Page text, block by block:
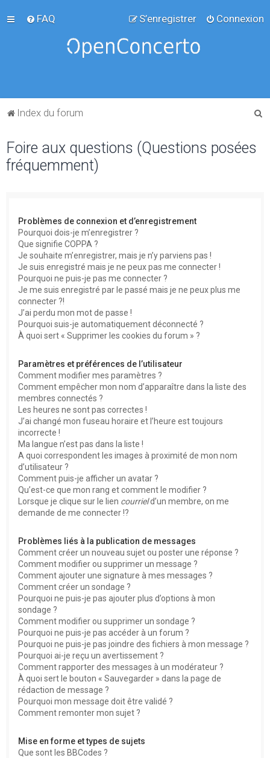
FAQ Connexion
S’enregistrer
Index du forum
Foire aux questions (Questions posées
fréquemment)
Problèmes de connexion et d’enregistrement
Pourquoi dois-je m’enregistrer ?
Que signifie COPPA ?
Je souhaite m’enregistrer, mais je n’y parviens pas !
Je suis enregistré mais je ne peux pas me connecter !
Pourquoi ne puis-je pas me connecter ?
Je me suis enregistré par le passé mais je ne peux plus me
connecter ?!
J’ai perdu mon mot de passe !
Pourquoi suis-je automatiquement déconnecté ?
À quoi sert « Supprimer les cookies du forum » ?
Paramètres et préférences de l’utilisateur
Comment modifier mes paramètres ?
Comment empêcher mon nom d’apparaître dans la liste des
membres connectés ?
Les heures ne sont pas correctes !
J’ai changé mon fuseau horaire et l’heure est toujours
incorrecte !
Ma langue n’est pas dans la liste !
A quoi correspondent les images à proximité de mon nom
d’utilisateur ?
Comment puis-je afficher un avatar ?
Qu’est-ce que mon rang et comment le modifier ?
Lorsque je clique sur le lien courrield’un membre, on me
demande de me connecter !?
Problèmes liés à la publication de messages
Comment créer un nouveau sujet ou poster une réponse ?
Comment modifier ou supprimer un message ?
Comment ajouter une signature à mes messages ?
Comment créer un sondage ?
Pourquoi ne puis-je pas ajouter plus d’options à mon
sondage ?
Comment modifier ou supprimer un sondage ?
Pourquoi ne puis-je pas accéder à un forum ?
Pourquoi ne puis-je pas joindre des fichiers à mon message ?
Pourquoi ai-je reçu un avertissement ?
Comment rapporter des messages à un modérateur ?
À quoi sert le bouton « Sauvegarder » dans la page de
rédaction de message ?
Pourquoi mon message doit être validé ?
Comment remonter mon sujet ?
Mise en forme et types de sujets
Que sont les BBCodes ?